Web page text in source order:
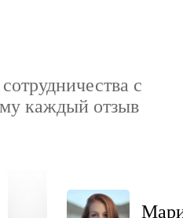
с
каждый отзыв